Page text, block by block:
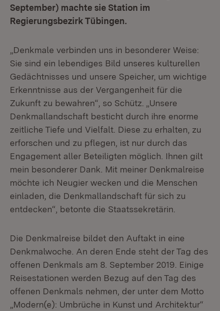
September) machte sie Station im
Regierungsbezirk Tübingen.
„Denkmale verbinden uns in besonderer Weise:
Sie sind ein lebendiges Bild unseres kulturellen
Gedächtnisses und unsere Speicher, um wichtige
Erkenntnisse aus der Vergangenheit für die
Zukunft zu bewahren“, so Schütz. „Unsere
Denkmallandschaft besticht durch ihre enorme
zeitliche Tiefe und Vielfalt. Diese zu erhalten, zu
erforschen und zu pflegen, ist nur durch das
Engagement aller Beteiligten möglich. Ihnen gilt
mein besonderer Dank. Mit meiner Denkmalreise
möchte ich Neugier wecken und die Menschen
einladen, die Denkmallandschaft für sich zu
entdecken“, betonte die Staatssekretärin.
Die Denkmalreise bildet den Auftakt in eine
Denkmalwoche. An deren Ende steht der Tag des
offenen Denkmals am 8. September 2019. Einige
Reisestationen werden Bezug auf den Tag des
offenen Denkmals nehmen, der unter dem Motto
„Modern(e): Umbrüche in Kunst und Architektur“